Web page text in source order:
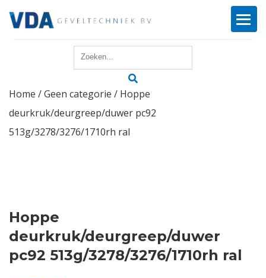
Reparatie
Onderhoud
Offerte
Actueel
Home /Geen categorie / Hoppe
deurkruk/deurgreep/duwer pc92
513g/3278/3276/1710rh ral
Hoppe
deurkruk/deurgreep/duwer
pc92 513g/3278/3276/1710rh ral